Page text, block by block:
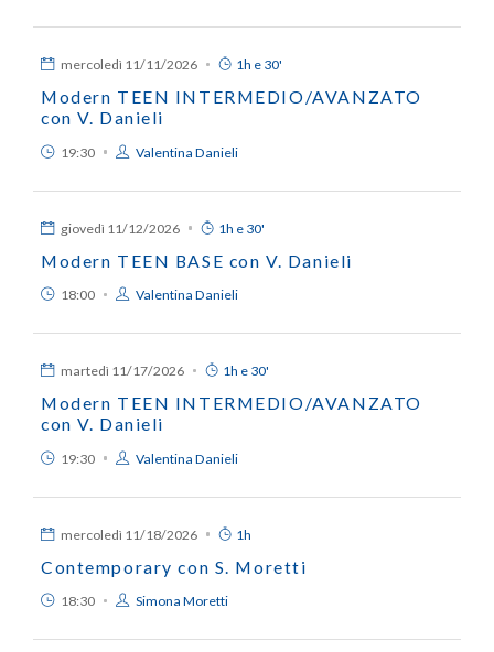
mercoledì 11/11/2026 1h e 30'
Modern TEEN INTERMEDIO/AVANZATO
con V. Danieli
19:30 Valentina Danieli
giovedì 11/12/2026 1h e 30'
Modern TEEN BASE con V. Danieli
18:00 Valentina Danieli
martedì 11/17/2026 1h e 30'
Modern TEEN INTERMEDIO/AVANZATO
con V. Danieli
19:30 Valentina Danieli
mercoledì 11/18/2026 1h
Contemporary con S. Moretti
18:30 Simona Moretti